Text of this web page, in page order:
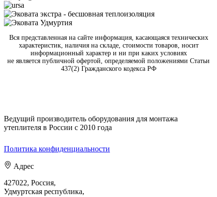
Вся представленная на сайте информация, касающаяся технических
характеристик, наличия на складе, стоимости товаров, носит
информационный характер и ни при каких условиях
не является публичной офертой, определяемой положениями Статьи
437(2) Гражданского кодекса РФ
Ведущий производитель оборудования для монтажа
утеплителя в России с 2010 года
Политика конфиденциальности
Адрес
427022, Россия,
Удмуртская республика,